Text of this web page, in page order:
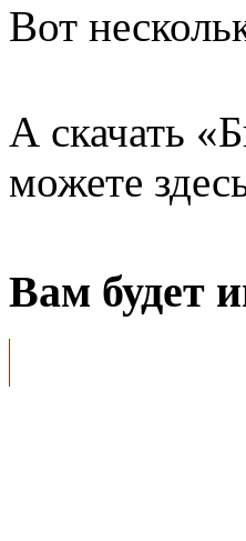
Вот
А скачать
можете
Вам будет